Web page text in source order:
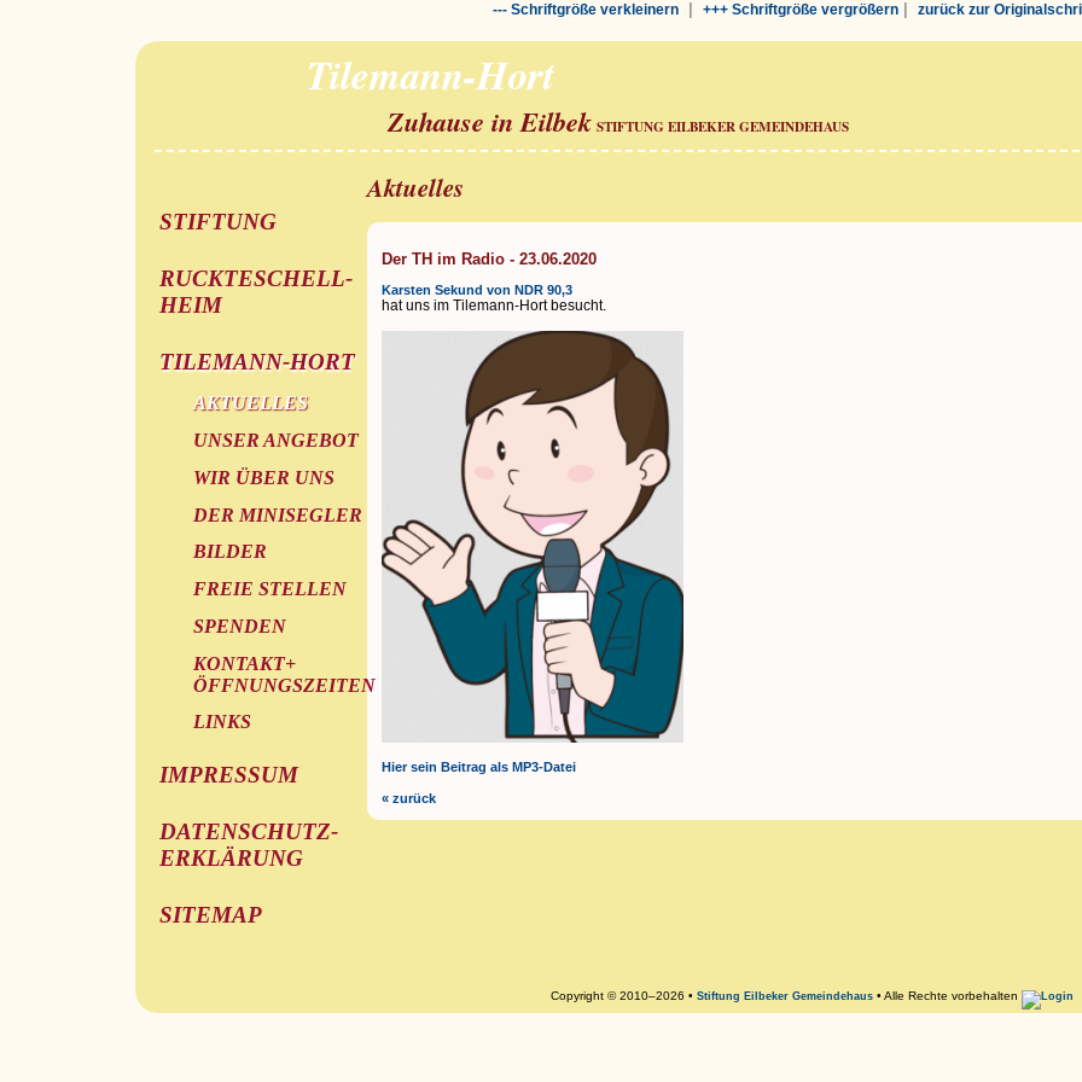
--- Schriftgröße verkleinern| +++ Schriftgröße vergrößern| zurück zur
Tilemann-Hort
Zuhause in Eilbek STIFTUNG EILBEKER GEMEINDEHAUS
STIFTUNG
RUCKTESCHELL-
HEIM
TILEMANN-HORT
AKTUELLES
UNSER ANGEBOT
WIR ÜBER UNS
DER MINISEGLER
BILDER
FREIE STELLEN
SPENDEN
KONTAKT+
ÖFFNUNGSZEITEN
LINKS
IMPRESSUM
DATENSCHUTZ-
ERKLÄRUNG
SITEMAP
Aktuelles
Der TH im Radio - 23.06.2020
Karsten Sekund von NDR 90,3
hat uns im Tilemann-Hort besucht.
Hier sein Beitrag als MP3-Datei
« zurück
Copyright © 2010–2026 • Stiftung Eilbeker Gemeindehaus• Alle Rechte vorbehalten